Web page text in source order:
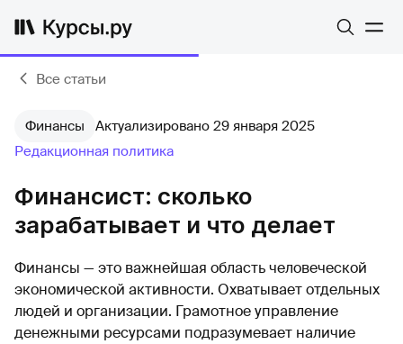
Все статьи
Финансы
Актуализировано 29 января 2025
Редакционная политика
Финансист: сколько
зарабатывает и что делает
Финансы — это важнейшая область человеческой
экономической активности. Охватывает отдельных
людей и организации. Грамотное управление
денежными ресурсами подразумевает наличие